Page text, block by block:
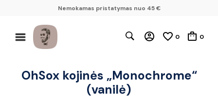
Nemokamas pristatymas nuo 45 €
0 0
OhSox kojinės „Monochrome“
(vanilė)